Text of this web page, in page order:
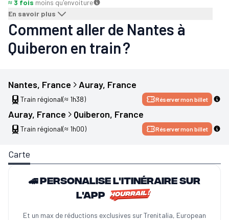
≈ 3 fois moins qu'envoiture
En savoir plus
Comment aller de Nantes à
Quiberon en train ?
Nantes, France Auray, France
Train régional(≈ 1h38) Réserver mon billet
Auray, France Quiberon, France
Train régional(≈ 1h00) Réserver mon billet
Carte
🚄 Personalise l'itinéraire sur
l'app
Et un max de réductions exclusives sur Trenitalia, European